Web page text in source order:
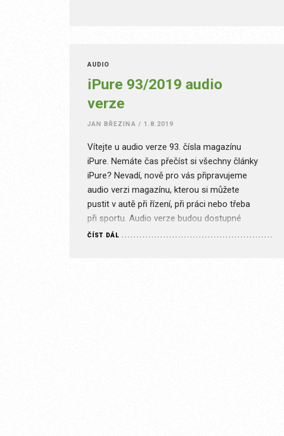
AUDIO
iPure 93/2019 audio
verze
JAN BŘEZINA / 1.8.2019
Vítejte u audio verze 93. čísla magazínu
iPure. Nemáte čas přečíst si všechny články
iPure? Nevadí, nově pro vás připravujeme
audio verzi magazínu, kterou si můžete
pustit v autě při řízení, při práci nebo třeba
při sportu. Audio verze budou dostupné
všem předplatitelům s předplatným FULL.
ČÍST DÁL